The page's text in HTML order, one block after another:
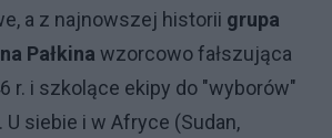
a z najnowszej historii grupa
Pałkina wzorcowo fałszująca
r. i szkolące ekipy do "wyborów"
siebie i w Afryce (Sudan,